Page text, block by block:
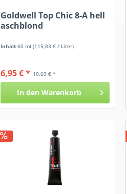
Goldwell Top Chic 8-A hell
aschblond
Inhalt60 ml(115,83 € / Liter)
10,69 € *
6,95 € *
In den Warenkorb